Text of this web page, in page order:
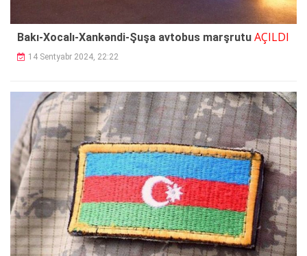
Bakı-Xocalı-Xankəndi-Şuşa avtobus marşrutu AÇILDI
14 Sentyabr 2024, 22:22